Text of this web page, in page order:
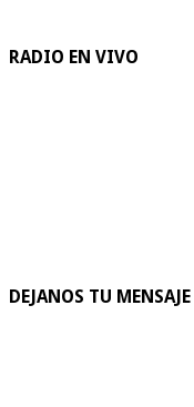
RADIO EN VIVO
DEJANOS TU MENSAJE